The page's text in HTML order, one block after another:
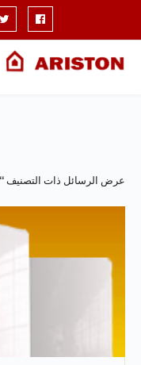
عرض الرسائل ذات التصنيف